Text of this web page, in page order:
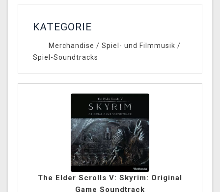
KATEGORIE
Merchandise / Spiel- und Filmmusik /
Spiel-Soundtracks
The Elder Scrolls V: Skyrim: Original
Game Soundtrack